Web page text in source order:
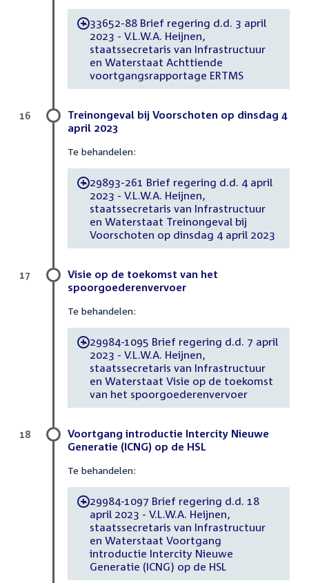
-33652-88 Brief regering d.d. 3 april
2023 - V.L.W.A. Heijnen,
staatssecretaris van Infrastructuur
en Waterstaat Achttiende
voortgangsrapportage ERTMS
Treinongeval bij Voorschoten op dinsdag 4
april 2023
Te behandelen:
-29893-261 Brief regering d.d. 4 april
2023 - V.L.W.A. Heijnen,
staatssecretaris van Infrastructuur
en Waterstaat Treinongeval bij
Voorschoten op dinsdag 4 april 2023
16
Visie op de toekomst van het
spoorgoederenvervoer
Te behandelen:
-29984-1095 Brief regering d.d. 7 april
2023 - V.L.W.A. Heijnen,
staatssecretaris van Infrastructuur
en Waterstaat Visie op de toekomst
van het spoorgoederenvervoer
17
Voortgang introductie Intercity Nieuwe
Generatie (ICNG) op de HSL
Te behandelen:
-29984-1097 Brief regering d.d. 18
april 2023 - V.L.W.A. Heijnen,
staatssecretaris van Infrastructuur
en Waterstaat Voortgang
introductie Intercity Nieuwe
Generatie (ICNG) op de HSL
18